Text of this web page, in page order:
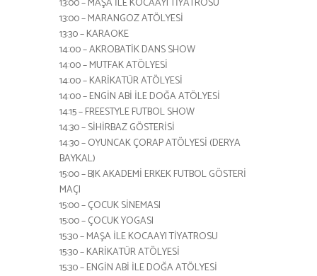
13:00 – MARANGOZ ATÖLYESİ
13:30 – KARAOKE
14:00 – AKROBATİK DANS SHOW
14:00 – MUTFAK ATÖLYESİ
14:00 – KARİKATÜR ATÖLYESİ
14:00 – ENGİN ABİ İLE DOĞA ATÖLYESİ
14:15 – FREESTYLE FUTBOL SHOW
14:30 – SİHİRBAZ GÖSTERİSİ
14:30 – OYUNCAK ÇORAP ATÖLYESİ (DERYA
BAYKAL)
15:00 – BJK AKADEMİ ERKEK FUTBOL GÖSTERİ
MAÇI
15:00 – ÇOCUK SİNEMASI
15:00 – ÇOCUK YOGASI
15:30 – MAŞA İLE KOCAAYI TİYATROSU
15:30 – KARİKATÜR ATÖLYESİ
15:30 – ENGİN ABİ İLE DOĞA ATÖLYESİ